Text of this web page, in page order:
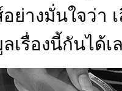
ย่างมั่นใจว่า
เรื่องนี้กันได้เ